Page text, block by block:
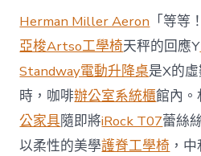
Herman Miller Aeron 「等
亞梭Artso工學椅天秤的回應Y
Standway電動升降桌是X的
時，咖啡辦公室系統櫃館內。
公家具隨即將iRock T07蕾絲
以柔性的美學護脊工學椅 ，